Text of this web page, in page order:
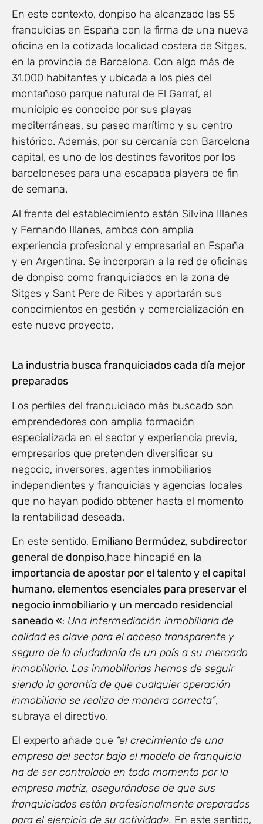
En este contexto, donpiso ha alcanzado las 55
franquicias en España con la firma de una nueva
oficina en la cotizada localidad costera de Sitges,
en la provincia de Barcelona. Con algo más de
31.000 habitantes y ubicada a los pies del
montañoso parque natural de El Garraf, el
municipio es conocido por sus playas
mediterráneas, su paseo marítimo y su centro
histórico. Además, por su cercanía con Barcelona
capital, es uno de los destinos favoritos por los
barceloneses para una escapada playera de fin
de semana.
Al frente del establecimiento están Silvina Illanes
y Fernando Illanes, ambos con amplia
experiencia profesional y empresarial en España
y en Argentina. Se incorporan a la red de oficinas
de donpiso como franquiciados en la zona de
Sitges y Sant Pere de Ribes y aportarán sus
conocimientos en gestión y comercialización en
este nuevo proyecto.
La industria busca franquiciados cada día mejor
preparados
Los perfiles del franquiciado más buscado son
emprendedores con amplia formación
especializada en el sector y experiencia previa,
empresarios que pretenden diversificar su
negocio, inversores, agentes inmobiliarios
independientes y franquicias y agencias locales
que no hayan podido obtener hasta el momento
la rentabilidad deseada.
En este sentido, Emiliano Bermúdez, subdirector
general de donpiso,hace hincapié en la
importancia de apostar por el talento y el capital
humano, elementos esenciales para preservar el
negocio inmobiliario y un mercado residencial
saneado «: Una intermediación inmobiliaria de
calidad es clave para el acceso transparente y
seguro de la ciudadanía de un país a su mercado
inmobiliario. Las inmobiliarias hemos de seguir
siendo la garantía de que cualquier operación
inmobiliaria se realiza de manera correcta”,
subraya el directivo.
El experto añade que “el crecimiento de una
empresa del sector bajo el modelo de franquicia
ha de ser controlado en todo momento por la
empresa matriz, asegurándose de que sus
franquiciados están profesionalmente preparados
para el ejercicio de su actividad». En este sentido,